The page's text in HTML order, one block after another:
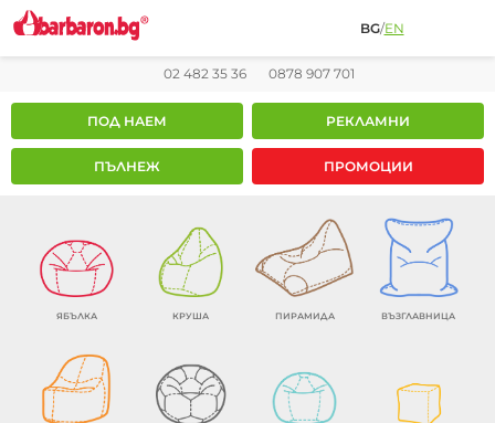
BG/EN
02 482 35 36 0878 907 701
ПОД НАЕМ РЕКЛАМНИ
ПЪЛНЕЖ ПРОМОЦИИ
ЯБЪЛКА КРУША ПИРАМИДА ВЪЗГЛАВНИЦА